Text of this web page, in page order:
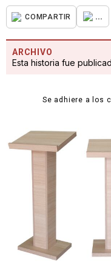
COMPARTIR ...
ARCHIVO
Esta historia fue
Se adhiere a los